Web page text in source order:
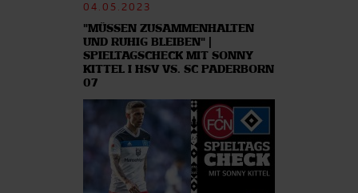
04.05.2023
"MÜSSEN ZUSAMMENHALTEN
UND RUHIG BLEIBEN" |
SPIELTAGSCHECK MIT SONNY
KITTEL I HSV VS. SC PADERBORN
07